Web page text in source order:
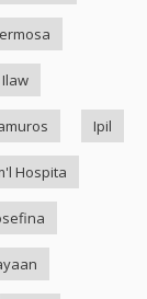
Ilaw
Ipil
Hospita